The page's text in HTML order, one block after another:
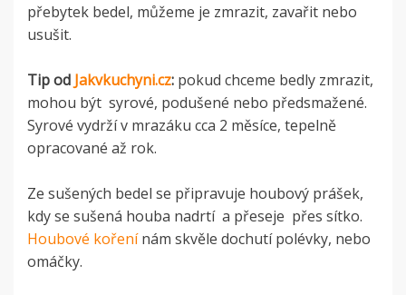
přebytek bedel, můžeme je zmrazit, zavařit nebo
usušit.
Tip od Jakvkuchyni.cz: pokud chceme bedly zmrazit,
mohou být syrové, podušené nebo předsmažené.
Syrové vydrží v mrazáku cca 2 měsíce, tepelně
opracované až rok.
Ze sušených bedel se připravuje houbový prášek,
kdy se sušená houba nadrtí a přeseje přes sítko.
Houbové kořenínám skvěle dochutí polévky, nebo
omáčky.